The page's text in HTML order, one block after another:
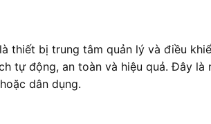
là thiết bị trung tâm quản lý và điều
tự động, an toàn và hiệu quả. Đây
dân dụng.